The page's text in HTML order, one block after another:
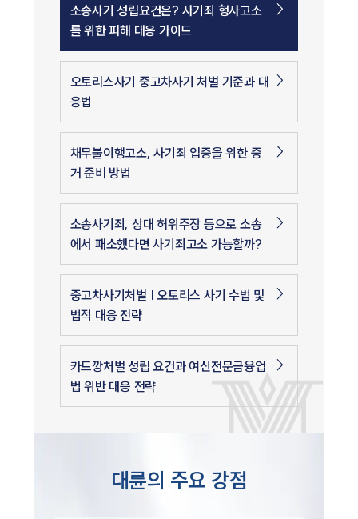
소송사기 성립요건은? 사기죄 형사고소
를 위한 피해 대응 가이드
오토리스사기 중고차사기 처벌 기준과 대
응법
채무불이행고소, 사기죄 입증을 위한 증
거 준비 방법
소송사기죄, 상대 허위주장 등으로 소송
에서 패소했다면 사기죄고소 가능할까?
중고차사기처벌 | 오토리스 사기 수법 및
법적 대응 전략
카드깡처벌 성립 요건과 여신전문금융업
법 위반 대응 전략
대륜의 주요 강점